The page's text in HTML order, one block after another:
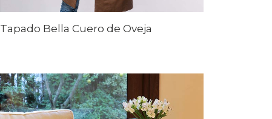
Tapado Bella Cuero de Oveja